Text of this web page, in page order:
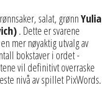
salat, grønnYulia
. Dette er svarene
mer nøyaktig utvalg av
bokstaver i ordet -
vil definitivt overraske
nivå av spillet PixWords.